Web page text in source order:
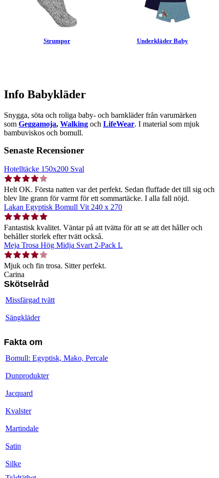
Strumpor Underkläder Baby
Info Babykläder
Snygga, söta och roliga baby- och barnkläder från varumärken
som Geggamoja, Walking och LifeWear. I material som mjuk
bambuviskos och bomull.
Senaste Recensioner
Hotelltäcke 150x200 Sval
Helt OK. Första natten var det perfekt. Sedan fluffade det till sig och
blev lite grann för varmt för ett sommartäcke. I alla fall nöjd.
Lakan Egyptisk Bomull Vit 240 x 270
Fantastisk kvalitet. Väntar på att tvätta för att se att det håller och
behåller storlek efter tvätt också.
Meja Trosa Hög Midja Svart 2-Pack L
Mjuk och fin trosa. Sitter perfekt.
Carina
Skötselråd
Missfärgad tvätt
Sängkläder
Fakta om
Bomull: Egyptisk, Mako, Percale
Dunprodukter
Jacquard
Kvalster
Martindale
Satin
Silke